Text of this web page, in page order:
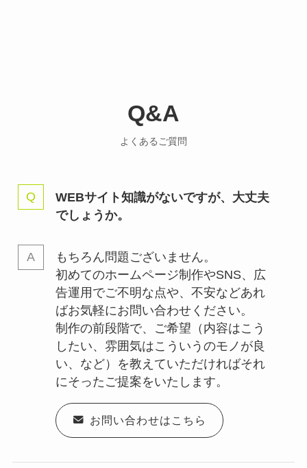
Q&A
よくあるご質問
WEBサイト知識がないですが、大丈夫
でしょうか。
もちろん問題ございません。
初めてのホームページ制作やSNS、広
告運用でご不明な点や、不安などあれ
ばお気軽にお問い合わせください。
制作の前段階で、ご希望（内容はこう
したい、雰囲気はこういうのモノが良
い、など）を教えていただければそれ
にそったご提案をいたします。
お問い合わせはこちら